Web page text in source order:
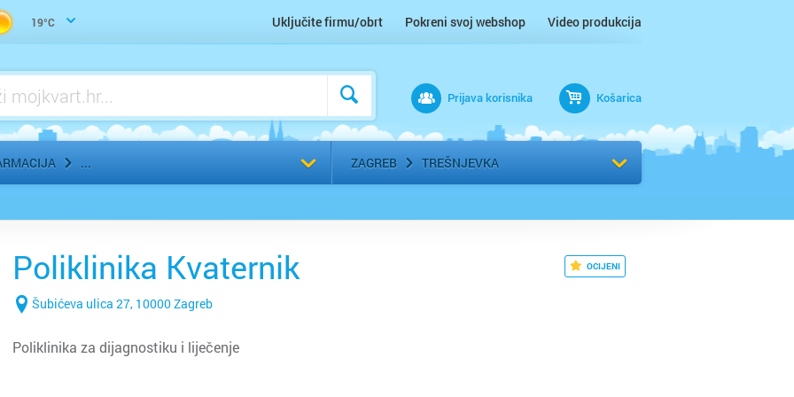
19°C Uključite firmu/obrt Pokreni svoj webshop Video produkcija
Prijava korisnika Košarica
Urologija
Zubar, Stomatolog
ZAGREB TREŠNJEVKA
Odaberi grad
OCIJENI
Poliklinika Kvaternik
Šubićeva ulica 27, 10000 Zagreb
Poliklinika za dijagnostiku i liječenje